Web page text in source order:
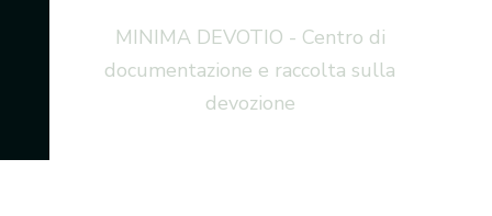
MINIMA DEVOTIO - Centro di
documentazione e raccolta sulla
devozione